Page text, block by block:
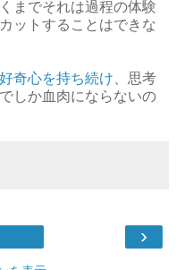
までそれは過程の体験
ットすることはできな
好奇心を持ち続け 、思考
しか血肉にならないの
›